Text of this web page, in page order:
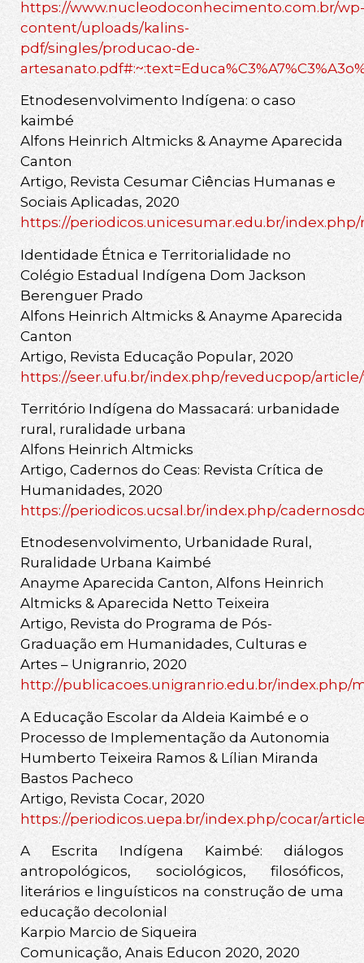
https://www.nucleodoconhecimento.com.br/wp-
content/uploads/kalins-
pdf/singles/producao-de-
Etnodesenvolvimento Indígena: o caso
kaimbé
Alfons Heinrich Altmicks & Anayme Aparecida
Canton
Artigo, Revista Cesumar Ciências Humanas e
Sociais Aplicadas, 2020
https://periodicos.unicesumar.edu.br/
Identidade Étnica e Territorialidade no
Colégio Estadual Indígena Dom Jackson
Berenguer Prado
Alfons Heinrich Altmicks & Anayme Aparecida
Canton
Artigo, Revista Educação Popular, 2020
https://seer.ufu.br/index.php/reveducpop/article/
Território Indígena do Massacará: urbanidade
rural, ruralidade urbana
Alfons Heinrich Altmicks
Artigo, Cadernos do Ceas: Revista Crítica de
Humanidades, 2020
https://periodicos.ucsal.br/index.php/
Etnodesenvolvimento, Urbanidade Rural,
Ruralidade Urbana Kaimbé
Anayme Aparecida Canton, Alfons Heinrich
Altmicks & Aparecida Netto Teixeira
Artigo, Revista do Programa de Pós-
Graduação em Humanidades, Culturas e
Artes – Unigranrio, 2020
http://publicacoes.unigranrio.edu.br/index.php/
A Educação Escolar da Aldeia Kaimbé e o
Processo de Implementação da Autonomia
Humberto Teixeira Ramos & Lílian Miranda
Bastos Pacheco
Artigo, Revista Cocar, 2020
https://periodicos.uepa.br/index.php/cocar/
A Escrita Indígena Kaimbé: diálogos
antropológicos, sociológicos, filosóficos,
literários e linguísticos na construção de uma
educação decolonial
Karpio Marcio de Siqueira
Comunicação, Anais Educon 2020, 2020